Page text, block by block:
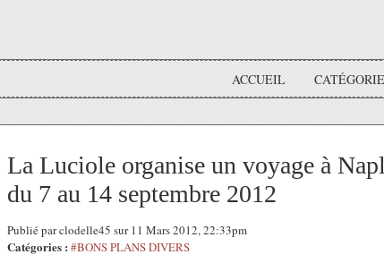
ACCUEIL
La Luciole organise un voyage à
du 7 au 14 septembre 2012
Publié par clodelle45 sur 11 Mars 2012, 22:33pm
Catégories : #BONS PLANS DIVERS